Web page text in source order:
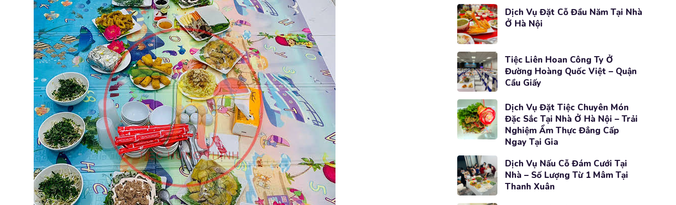
Dịch Vụ Đặt Cỗ Đầu Năm Tại Nhà
Ở Hà Nội
Tiệc Liên Hoan Công Ty Ở
Đường Hoàng Quốc Việt – Quận
Cầu Giấy
Dịch Vụ Đặt Tiệc Chuyên Món
Đặc Sắc Tại Nhà Ở Hà Nội – Trải
Nghiệm Ẩm Thực Đẳng Cấp
Ngay Tại Gia
Dịch Vụ Nấu Cỗ Đám Cưới Tại
Nhà – Số Lượng Từ 1 Mâm Tại
Thanh Xuân